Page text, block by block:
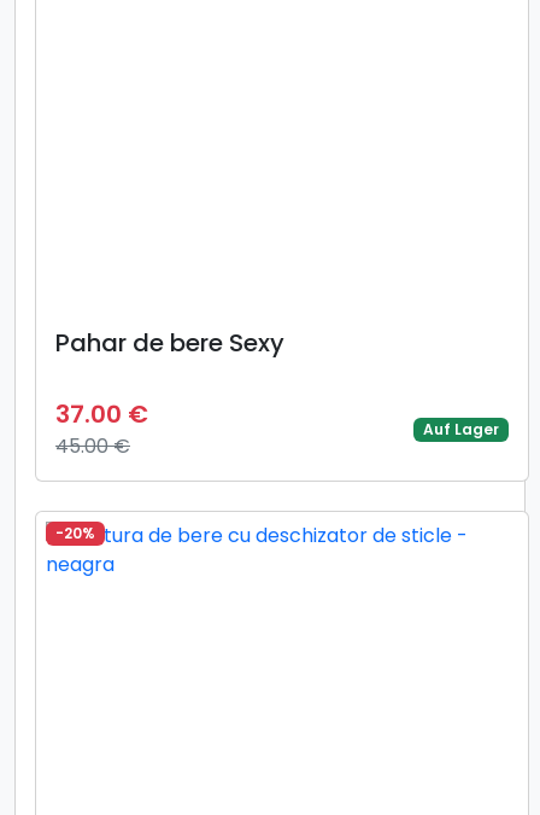
Pahar de bere Sexy
37.00 €
45.00 €
Auf Lager
-20%